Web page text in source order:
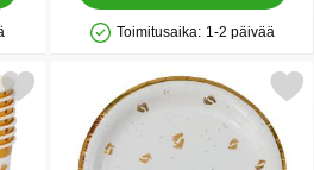
Saatavuus: Varastossa
Toimitusaika: 1-2 päivää
Vauvan Jalat suosikiksi
Merkitse pahvilautaset